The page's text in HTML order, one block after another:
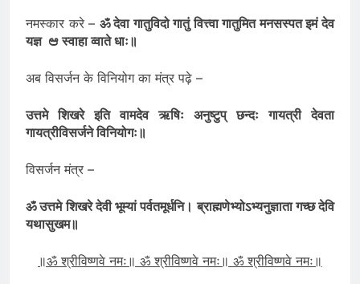
नमस्कार करे –ॐ देवा गातुविदो गातुं वित्त्वा गातुमित मनसस्पत इमं देव
उत्तमे शिखरे इति वामदेव ऋषिः अनुष्टुप् छन्दः गायत्री देवता
ॐ उत्तमे शिखरे देवी भूम्यां पर्वतमूर्धनि। ब्राह्मणेभ्योऽभ्यनुज्ञाता गच्छ देवि